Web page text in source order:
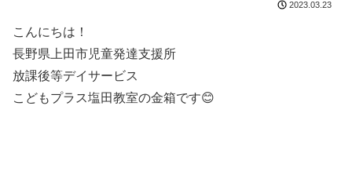
2023.03.23
こんにちは！
長野県上田市児童発達支援所
放課後等デイサービス
こどもプラス塩田教室の金箱です😊